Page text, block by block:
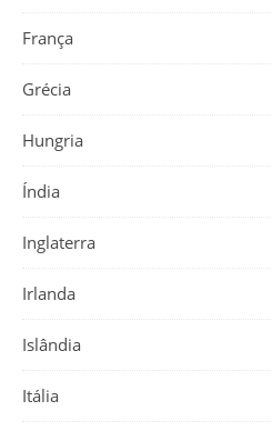
França
Grécia
Hungria
Índia
Inglaterra
Irlanda
Islândia
Itália